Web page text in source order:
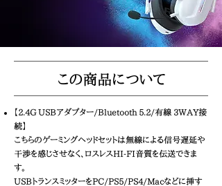
この商品について
【2.4G USBアダプター/Bluetooth 5.2/有線 3WAY接
続】
こちらのゲーミングヘッドセットは無線による信号遅延や
干渉を感じさせなく、ロスレスHI-FI音質を伝送できま
す。
USBトランスミッターをPC/PS5/PS4/Macなどに挿す